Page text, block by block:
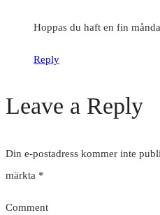
Hoppas du haft en fin
Reply
Leave a Reply
Din e-postadress kommer inte
märkta *
Comment